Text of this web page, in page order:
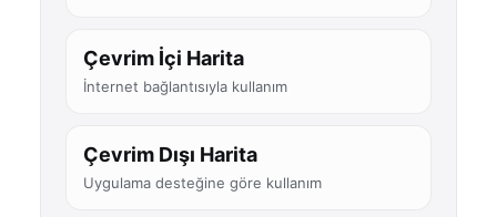
Çevrim İçi Harita
İnternet bağlantısıyla kullanım
Çevrim Dışı Harita
Uygulama desteğine göre kullanım